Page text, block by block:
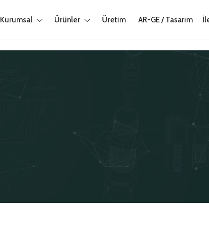
Kurumsal Ürünler Üretim AR-GE / Tasarım